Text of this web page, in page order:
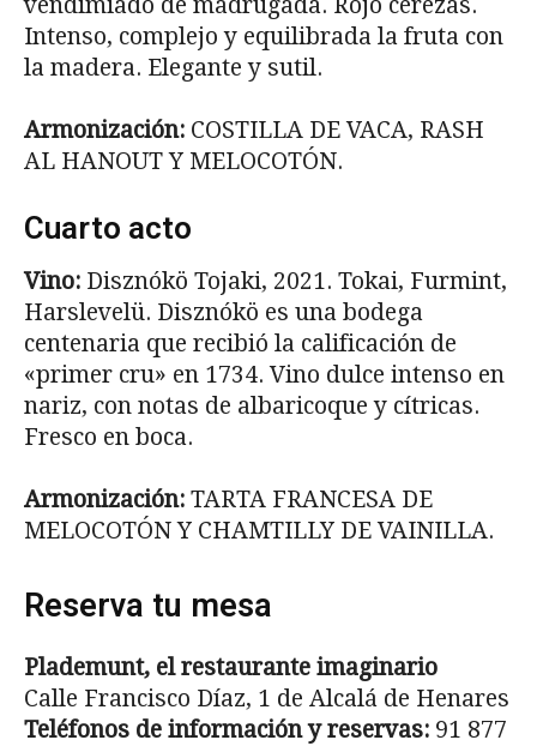
vendimiado de madrugada. Rojo cerezas.
Intenso, complejo y equilibrada la fruta con
la madera. Elegante y sutil.
Armonización: COSTILLA DE VACA, RASH
AL HANOUT Y MELOCOTÓN.
Cuarto acto
Vino: Disznókö Tojaki, 2021. Tokai, Furmint,
Harslevelü. Disznókö es una bodega
centenaria que recibió la calificación de
«primer cru» en 1734. Vino dulce intenso en
nariz, con notas de albaricoque y cítricas.
Fresco en boca.
Armonización: TARTA FRANCESA DE
MELOCOTÓN Y CHAMTILLY DE VAINILLA.
Reserva tu mesa
Plademunt, el restaurante imaginario
Calle Francisco Díaz, 1 de Alcalá de Henares
Teléfonos de información y reservas: 91 877